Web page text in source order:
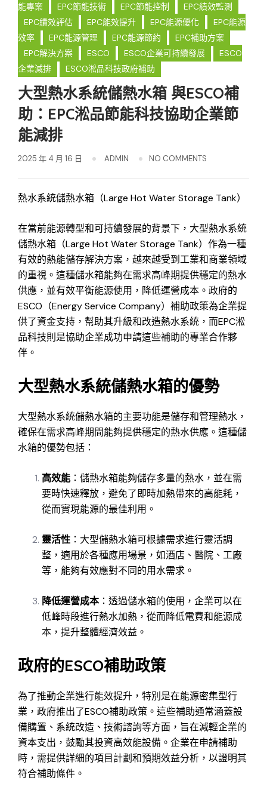
能專案
EPC節能技術 EPC節能控制
EPC績效監測
EPC績效評估
EPC能效提升 EPC能源優化
EPC能源
效率
EPC能源管理 EPC能源節約
EPC補助方案
EPC解決方案
ESCO ESCO企業可持續發展
ESCO
企業減排
ESCO淞品科技政府補助
大型熱水系統儲熱水箱 與ESCO補
助：EPC淞品節能科技協助企業節
能減排
2025 年 4 月 16 日 ADMIN NO COMMENTS
熱水系統儲熱水箱（Large Hot Water Storage Tank）
在當前能源轉型和可持續發展的背景下，大型熱水系統
儲熱水箱（Large Hot Water Storage Tank）作為一種
有效的熱能儲存解決方案，越來越受到工業和商業領域
的重視。這種儲水箱能夠在需求高峰期提供穩定的熱水
供應，並有效平衡能源使用，降低運營成本。政府的
ESCO（Energy Service Company）補助政策為企業提
供了資金支持，幫助其升級和改造熱水系統，而EPC淞
品科技則是協助企業成功申請這些補助的專業合作夥
伴。
大型熱水系統儲熱水箱的優勢
大型熱水系統儲熱水箱的主要功能是儲存和管理熱水，
確保在需求高峰期間能夠提供穩定的熱水供應。這種儲
水箱的優勢包括：
高效能 ：儲熱水箱能夠儲存多量的熱水，並在需
要時快速釋放，避免了即時加熱帶來的高能耗，
從而實現能源的最佳利用。
靈活性 ：大型儲熱水箱可根據需求進行靈活調
整，適用於各種應用場景，如酒店、醫院、工廠
等，能夠有效應對不同的用水需求。
降低運營成本：透過儲水箱的使用，企業可以在
低峰時段進行熱水加熱，從而降低電費和能源成
本，提升整體經濟效益。
政府的ESCO補助政策
為了推動企業進行能效提升，特別是在能源密集型行
業，政府推出了ESCO補助政策。這些補助通常涵蓋設
備購置、系統改造、技術諮詢等方面，旨在減輕企業的
資本支出，鼓勵其投資高效能設備。企業在申請補助
時，需提供詳細的項目計劃和預期效益分析，以證明其
符合補助條件。